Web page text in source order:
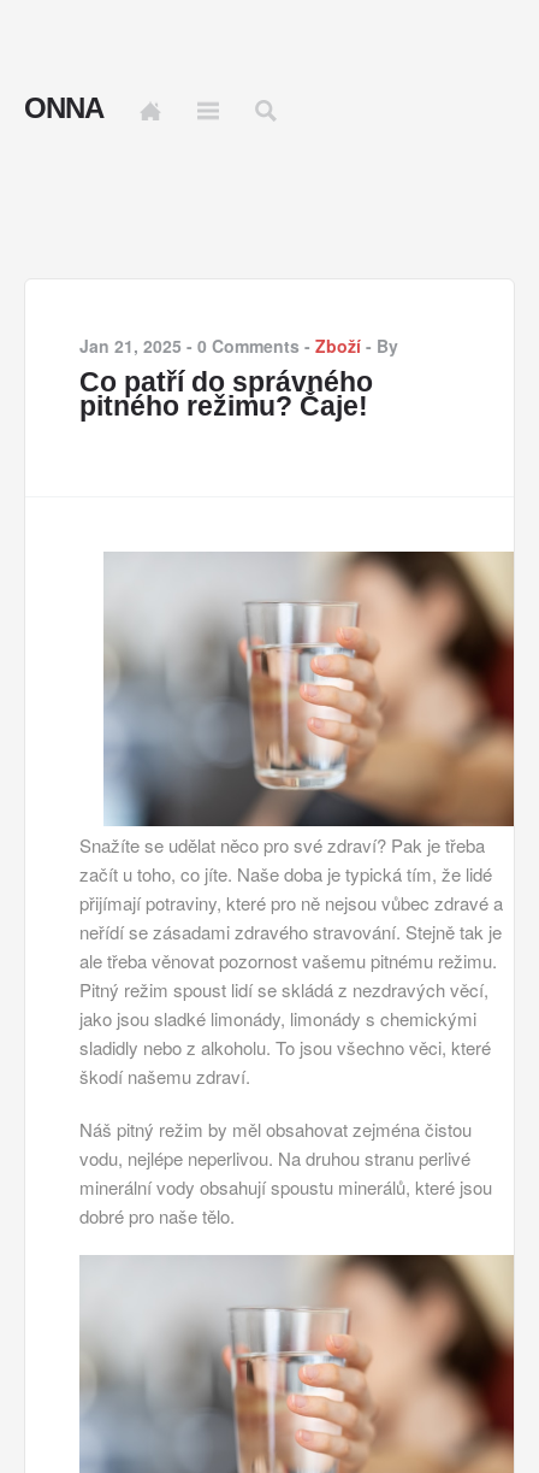
ONNA
Jan 21, 2025 - 0 Comments - Zboží - By
Co patří do správného
pitného režimu? Čaje!
Snažíte se udělat něco pro své zdraví? Pak je třeba
začít u toho, co jíte. Naše doba je typická tím, že lidé
přijímají potraviny, které pro ně nejsou vůbec zdravé a
neřídí se zásadami zdravého stravování. Stejně tak je
ale třeba věnovat pozornost vašemu pitnému režimu.
Pitný režim spoust lidí se skládá z nezdravých věcí,
jako jsou sladké limonády, limonády s chemickými
sladidly nebo z alkoholu. To jsou všechno věci, které
škodí našemu zdraví.
Náš pitný režim by měl obsahovat zejména čistou
vodu, nejlépe neperlivou. Na druhou stranu perlivé
minerální vody obsahují spoustu minerálů, které jsou
dobré pro naše tělo.